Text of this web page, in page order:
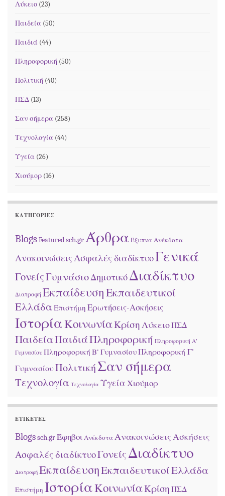
Λύκειο (23)
Παιδεία (50)
Παιδιά (44)
Πληροφορική (50)
Πολιτική (40)
ΠΣΔ (13)
Σαν σήμερα (258)
Τεχνολογία (44)
Υγεία (26)
Χιούμορ (16)
ΚΑΤΗΓΟΡΊΕΣ
BlogsFeaturedsch.grΆρθρα Έξυπνα Ανέκδοτα
ΑνακοινώσειςΑσφαλές διαδίκτυοΓενικά
ΓονείςΓυμνάσιοΔημοτικόΔιαδίκτυο
Διατροφή Εκπαίδευση Εκπαιδευτικοί
ΕλλάδαΕπιστήμη Ερωτήσεις-Ασκήσεις
ΙστορίαΚοινωνίαΚρίσηΛύκειοΠΣΔ
ΠαιδείαΠαιδιάΠληροφορική Πληροφορική Α'
Γυμνασίου Πληροφορική Β' ΓυμνασίουΠληροφορική Γ'
ΓυμνασίουΠολιτικήΣαν σήμερα
Τεχνολογία Τεχνολογία Υγεία Χιούμορ
ΕΤΙΚΈΤΕΣ
Blogssch.grΈφηβοι Ανέκδοτα Ανακοινώσεις Ασκήσεις
Ασφαλές διαδίκτυοΓονείς Διαδίκτυο
Διατροφή ΕκπαίδευσηΕκπαιδευτικοίΕλλάδα
Επιστήμη ΙστορίαΚοινωνίαΚρίση ΠΣΔ